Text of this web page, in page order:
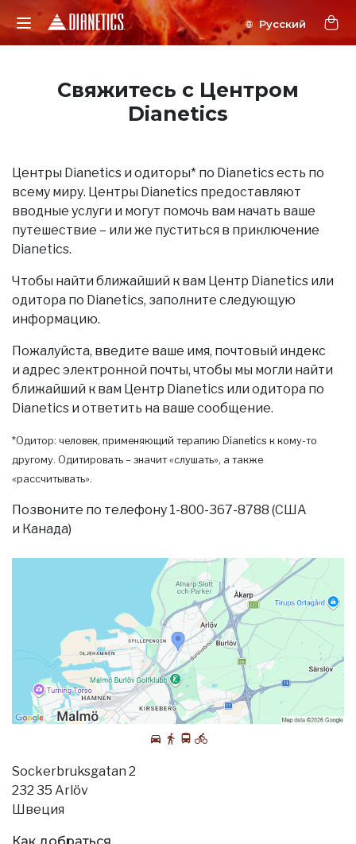
Свяжитесь с Центром
Dianetics
Центры Dianetics и одиторы* по Dianetics есть по
всему миру. Центры Dianetics предоставляют
вводные услуги и могут помочь вам начать ваше
путешествие – или же пуститься в приключение
Dianetics.
Чтобы найти ближайший к вам Центр Dianetics или
одитора по Dianetics, заполните следующую
информацию.
Пожалуйста, введите ваше имя, почтовый индекс
и адрес электронной почты, чтобы мы могли найти
ближайший к вам Центр Dianetics или одитора по
Dianetics и ответить на ваше сообщение.
*Одитор: человек, применяющий терапию Dianetics к кому-то
другому. Одитировать – значит «слушать», а также
«рассчитывать».
Позвоните по телефону 1-800-367-8788 (США
и Канада)
Sockerbruksgatan 2
232 35 Arlöv
Швеция